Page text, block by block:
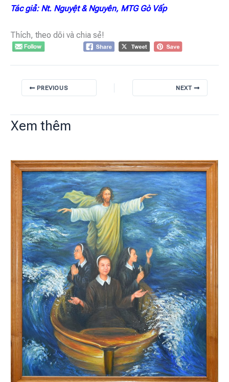
Tác giả: Nt. Nguyệt & Nguyên, MTG Gò Vấp
Thích, theo dõi và chia sẻ!
PREVIOUS NEXT
Xem thêm